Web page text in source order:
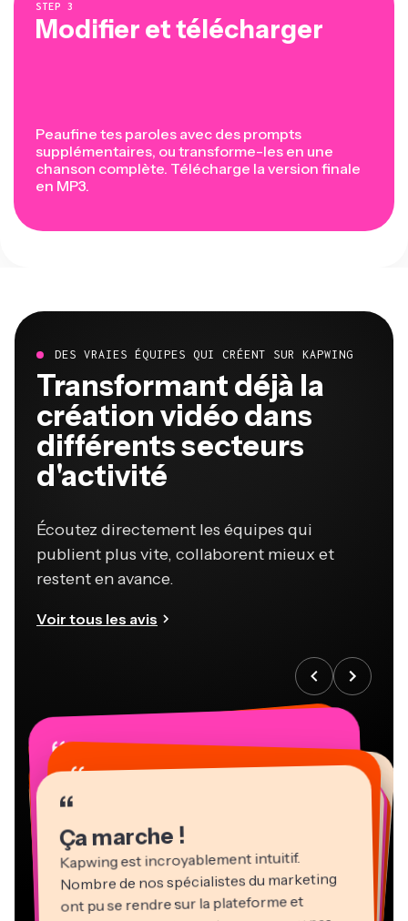
STEP 3
Modifier et télécharger
Peaufine tes paroles avec des prompts
supplémentaires, ou transforme-les en une
chanson complète. Télécharge la version finale
en MP3.
DES VRAIES ÉQUIPES QUI CRÉENT SUR KAPWING
Transformant déjà la
création vidéo dans
différents secteurs
d'activité
Écoutez directement les équipes qui
publient plus vite, collaborent mieux et
restent en avance.
Voir tous les avis
“
Ça marche !
Kapwing est incroyablement intuitif.
Nombre de nos spécialistes du marketing
ont pu se rendre sur la plateforme et
“
“
“
“
“
“
“